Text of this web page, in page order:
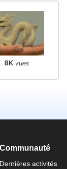
8K vues
Communauté
Dernières activités